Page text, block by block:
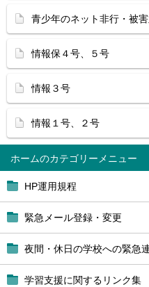
ホーム
HP運用規程
緊急メール登録・変更
夜間・休日の学校への緊急
学習支援に関するリンク集
青少年のネット非行・被
情報保４号、５号
情報３号
情報１号、２号